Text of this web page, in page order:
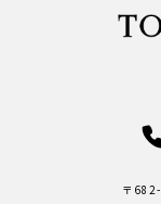
〒